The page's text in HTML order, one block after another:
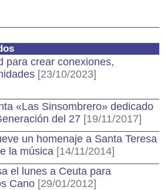
para crear conexiones,
[23/10/2023]
«Las Sinsombrero» dedicado
del 27 [19/11/2017]
un homenaje a Santa Teresa
la música [14/11/2014]
el lunes a Ceuta para
Cano [29/01/2012]